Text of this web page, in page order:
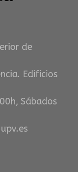
de
Edificios
Sábados